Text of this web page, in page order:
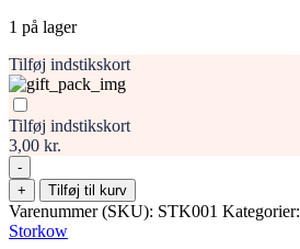
1 på lager
Tilføj indstikskort
Tilføj indstikskort
3,00 kr.
-
Storkow
Frimærke
Stamp
+ Tilføj til kurv
Varenummer (SKU): STK001 Kategorier:
Storkow